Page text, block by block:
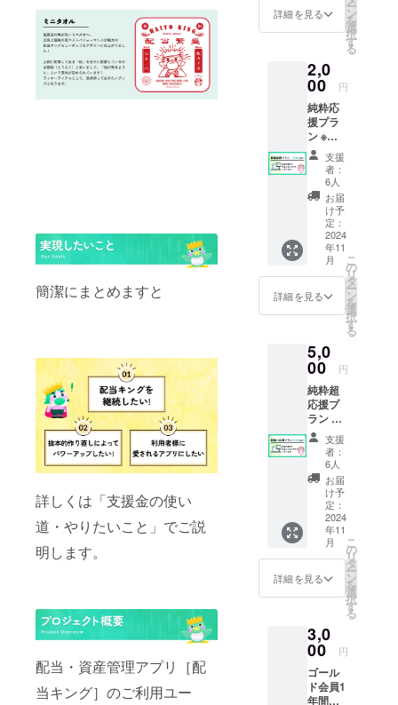
簡潔にまとめますと
詳しくは「支援金の使い
道・やりたいこと」でご説
明します。
配当・資産管理アプリ［配
当キング］のご利用ユー
によ
イズの
仕様が
変更に
なる可
能性が
ござい
ます。
す。 ※
ため、
画像は
ジにな
りま
す。 ※
デザイ
ンが決
まり次
第、活
動報告
させて
頂きま
す。 ※
発注先
の状況
によ
イズの
仕様が
変更に
なる可
能性が
ござい
ます。
後は、
サブス
セルし
ない限
り自動
課金と
して毎
月360円
が発生
しま
す。
【グレ
ジット
掲載】
※備考欄
に、掲
載する
ご希望
の「お
ム・漢
字・カ
ナ・
ローマ
字表記
などの
いずれ
か)と
「12文
字以内
で一
言」(任
意)を記
入をお
願いい
たしま
ズ】 ※
入力頂
所に
グッズ
がござ
いま
アドレ
スにて
所の微
調整を
やりと
りさせ
ていた
だきま
す。 ※
こちら
が不適
切と判
断した
バナー
に関し
てはお
断りす
ること
がござ
詳細を見る ー
ン
を
選
択
す
る
2,0
00 円
純粋応
援プラ
ン ※金
額の上
乗せは
自由に
できま
す。
※「純粋
超応援
プラ
ン」と
同様の
リター
ンにな
注意 ※
備考欄
に、お
名前
(ニック
ネーム/
漢字/カ
タカナ/
ローマ
字表記
などい
ずれか)
の記入
をお願
いいた
しま
す。
支援
者：
6人
お届
け予
定：
2024
年11
月
詳細を見る
こ
の
リ
タ
ー
ン
を
選
択
す
る
5,0
00 円
純粋超
応援プ
ラン ※
金額の
上乗せ
は自由
にでき
ます。
※「純粋
応援プ
ラン」
と同様
のリ
ターン
になり
※備考欄
に、お
名前
(ニック
ネーム/
支援
者：
6人
お届
け予
定：
2024
年11
月
詳細を見る
こ
の
リ
タ
ー
ン
を
選
択
す
る
3,0
00 円
ゴール
ド会員1
年間割